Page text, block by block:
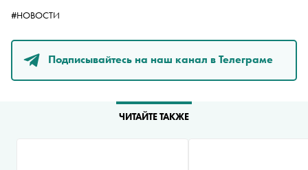
#НОВОСТИ
Подписывайтесь на наш канал в Телеграме
ЧИТАЙТЕ ТАКЖЕ